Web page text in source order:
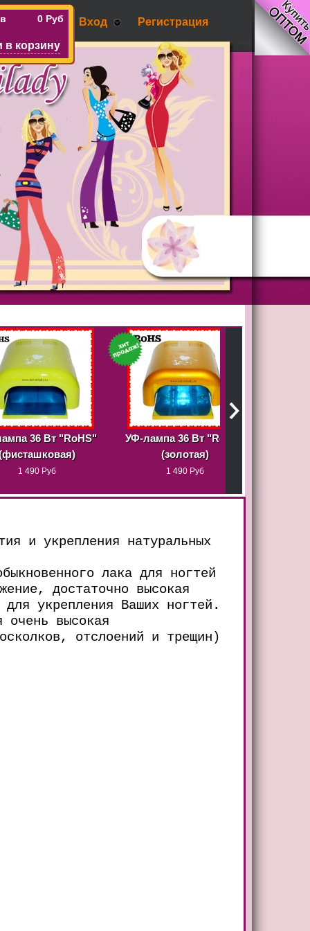
0 Руб
в корзину
Вход Регистрация
Вт "RoHS"
УФ-лампа 36 Вт "RoHS"
(золотая)
и укрепления натуральных
лака для ногтей
достаточно высокая
укрепления Ваших ногтей.
очень высокая
отслоений и трещин)